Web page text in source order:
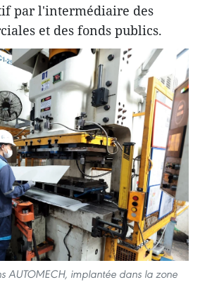
par l'intermédiaire des
et des fonds publics.
AUTOMECH, implantée dans la zone